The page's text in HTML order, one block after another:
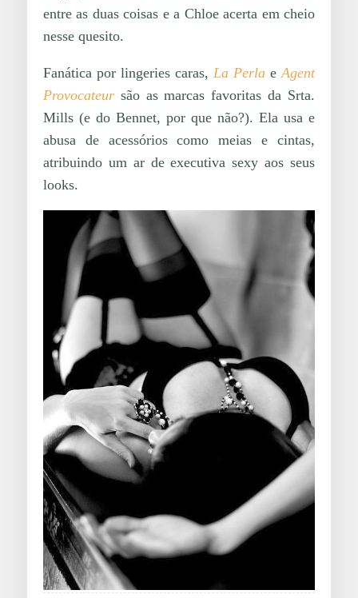
entre as duas coisas e a Chloe acerta em cheio
nesse quesito.
Fanática por lingeries caras, La Perla eAgent
Provocateursão as marcas favoritas da Srta.
Mills (e do Bennet, por que não?). Ela usa e
abusa de acessórios como meias e cintas,
atribuindo um ar de executiva sexy aos seus
looks.